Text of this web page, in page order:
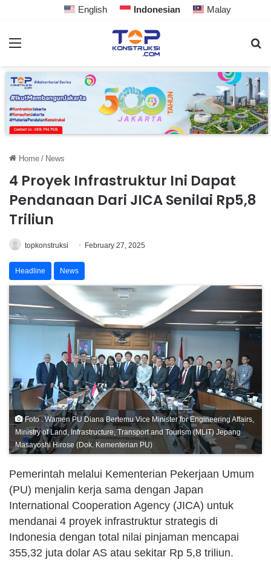
English Indonesian Malay
Home / News
4 Proyek Infrastruktur Ini Dapat
Pendanaan Dari JICA Senilai Rp5,8
Triliun
topkonstruksi February 27, 2025
Headline News
Foto : Wamen PU Diana Bertemu Vice Minister for Engineering Affairs,
Ministry of Land, Infrastructure, Transport and Tourism (MLIT) Jepang
Masayoshi Hirose (Dok. Kementerian PU)
Pemerintah melalui Kementerian Pekerjaan Umum
(PU) menjalin kerja sama dengan Japan
International Cooperation Agency (JICA) untuk
mendanai 4 proyek infrastruktur strategis di
Indonesia dengan total nilai pinjaman mencapai
355,32 juta dolar AS atau sekitar Rp 5,8 triliun.